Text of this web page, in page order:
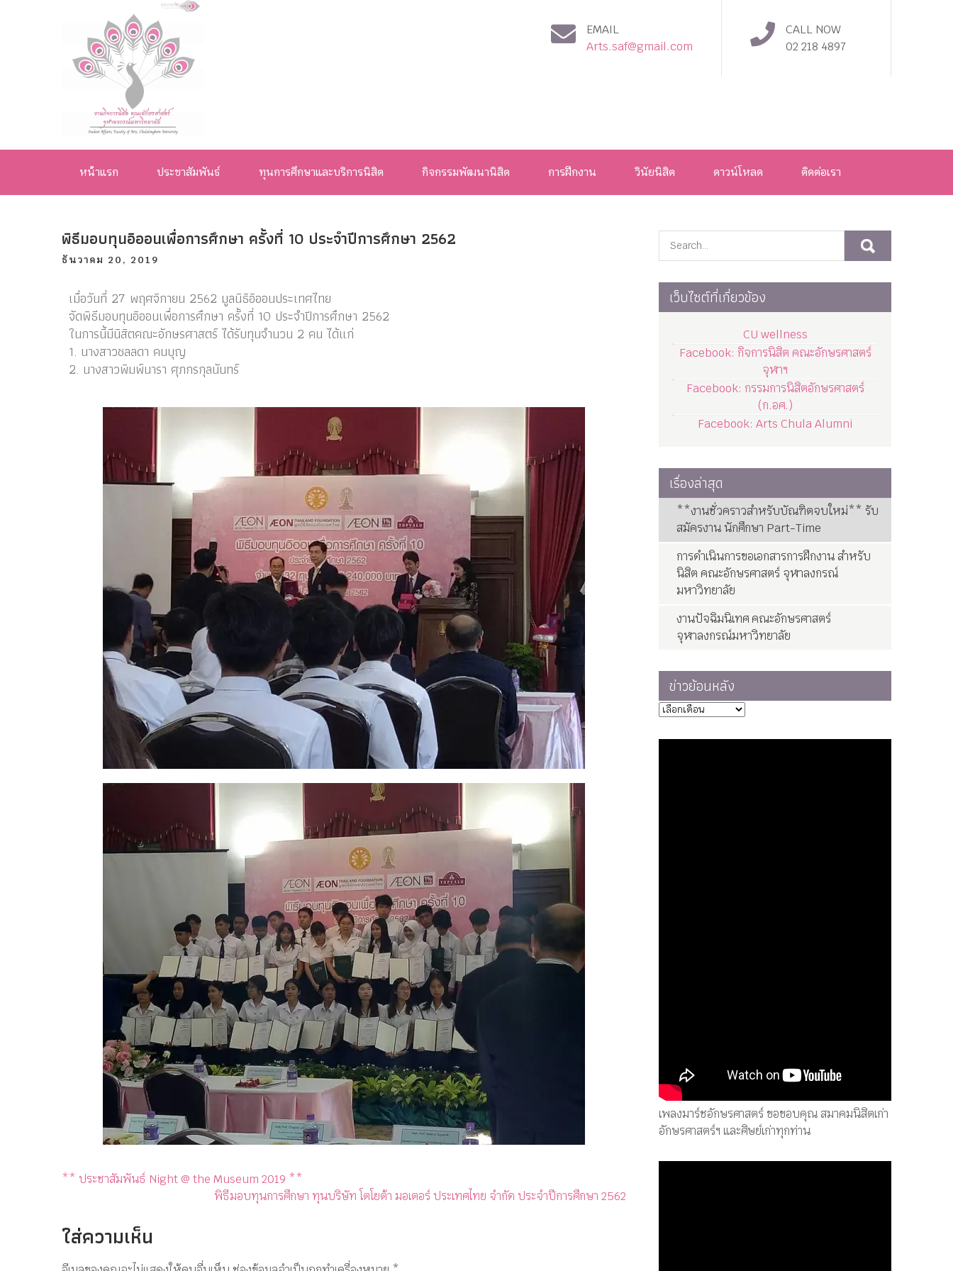
งานกิจการ
นิสิต คณะ
อักษรศาสตร์
จุฬาลงกรณ์
มหาวิทยาลัย
EMAIL
Arts.saf@gmail.com
CALL NOW
02 218 4897
หน้าแรก ประชาสัมพันธ์ ทุนการศึกษาและบริการนิสิต กิจกรรมพัฒนานิสิต การฝึกงาน วินัยนิสิต ดาวน์โหลด ติดต่อเรา
พิธีมอบทุนอิออนเพื่อการศึกษา ครั้งที่ 10 ประจำปีการศึกษา 2562
ธันวาคม 20, 2019
เมื่อวันที่ 27 พฤศจิกายน 2562 มูลนิธิอิออนประเทศไทย
จัดพิธีมอบทุนอิออนเพื่อการศึกษา ครั้งที่ 10 ประจำปีการศึกษา 2562
ในการนี้มีนิสิตคณะอักษรศาสตร์ ได้รับทุนจำนวน 2 คน ได้แก่
1. นางสาวชลลดา คนบุญ
2. นางสาวพิมพ์นารา ศุภกรกุลนันทร์
** ประชาสัมพันธ์ Night @ the Museum 2019 **
พิธีมอบทุนการศึกษา ทุนบริษัท โตโยต้า มอเตอร์ ประเทศไทย จำกัด ประจำปีการศึกษา 2562
ใส่ความเห็น
เว็บไซต์ที่เกี่ยวข้อง
CU wellness
Facebook: กิจการนิสิต คณะอักษรศาสตร์
จุฬาฯ
Facebook: กรรมการนิสิตอักษรศาสตร์
(ก.อศ.)
Facebook: Arts Chula Alumni
เรื่องล่าสุด
**งานชั่วคราวสำหรับบัณฑิตจบใหม่** รับ
สมัครงาน นักศึกษา Part-Time
การดำเนินการขอเอกสารการฝึกงาน สำหรับ
นิสิต คณะอักษรศาสตร์ จุฬาลงกรณ์
มหาวิทยาลัย
งานปัจฉิมนิเทศ คณะอักษรศาสตร์
จุฬาลงกรณ์มหาวิทยาลัย
ข่าวย้อนหลัง
เพลงมาร์ชอักษรศาสตร์ ขอขอบคุณ สมาคมนิสิตเก่า
อักษรศาสตร์ฯ และศิษย์เก่าทุกท่าน